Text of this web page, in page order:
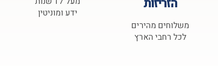
משלוחים מהירים
לכל רחבי הארץ
ידע ומוניטין